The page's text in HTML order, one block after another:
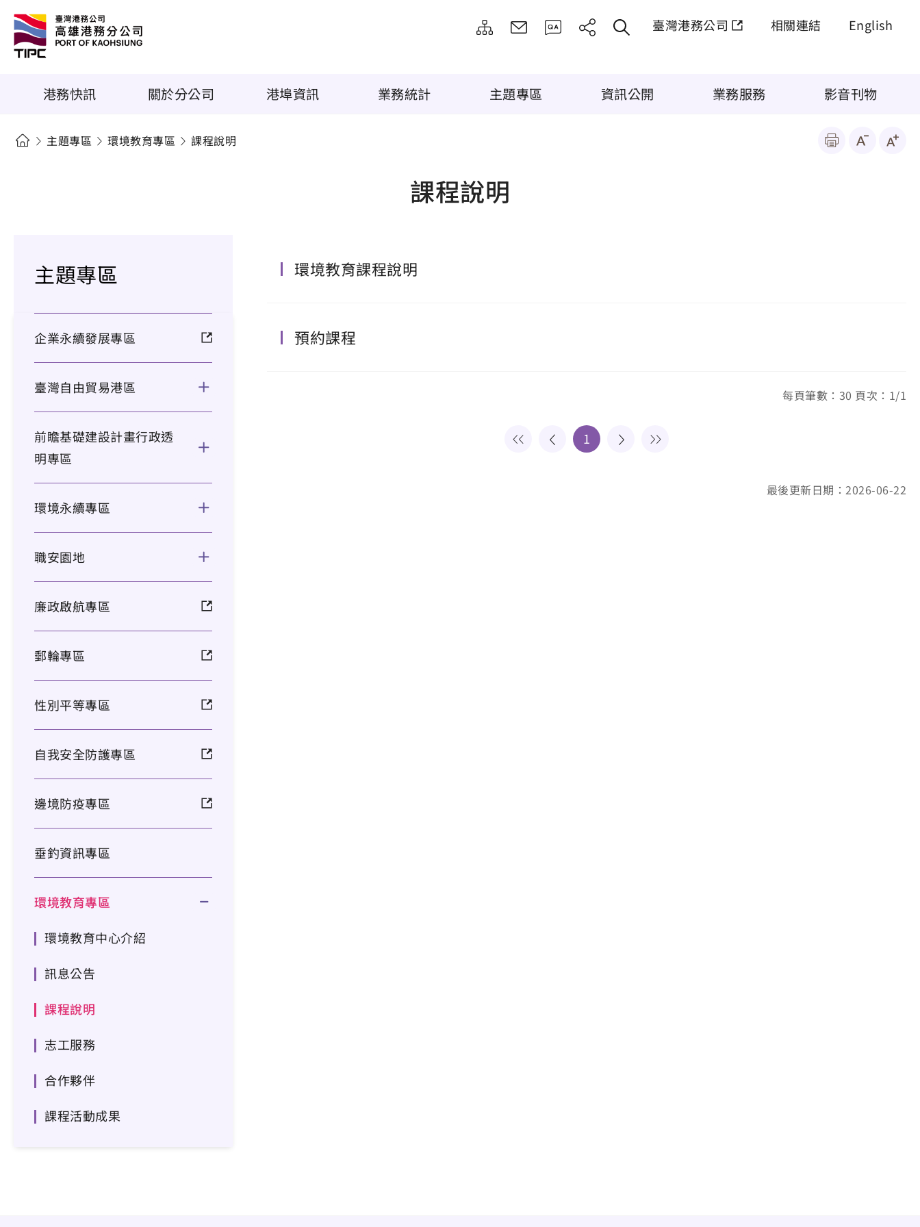
臺灣港務公司 相關連結 English
港務快訊 關於分公司 港埠資訊 業務統計 主題專區 資訊公開 業務服務 影音刊物
主題專區 環境教育專區 課程說明
課程說明
主題專區
企業永續發展專區
臺灣自由貿易港區
前瞻基礎建設計畫行政透
明專區
環境永續專區
職安園地
廉政啟航專區
郵輪專區
性別平等專區
自我安全防護專區
邊境防疫專區
垂釣資訊專區
環境教育專區
環境教育中心介紹
訊息公告
課程說明
志工服務
合作夥伴
課程活動成果
環境教育課程說明
預約課程
每頁筆數：30 頁次：1/1
1
最後更新日期：2026-06-22